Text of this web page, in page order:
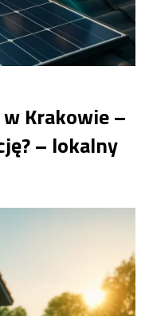
Krakowie –
– lokalny